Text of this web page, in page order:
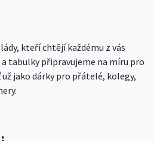
kteří chtějí každému z vás
tabulky připravujeme na míru pro
jako dárky pro přátelé, kolegy,